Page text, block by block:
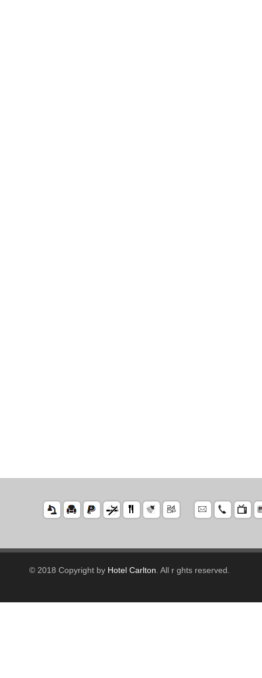
© 2018 Copyright by Hotel Carlton . All r ghts reserved.